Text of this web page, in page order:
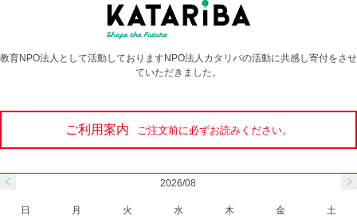
教育NPO法人として活動しておりますNPO法人カタリバの活動に共感し寄付をさせ
ていただきました。
ご利用案内 ご注文前に必ずお読みください。
2026/08
日 月 火 水 木 金
土